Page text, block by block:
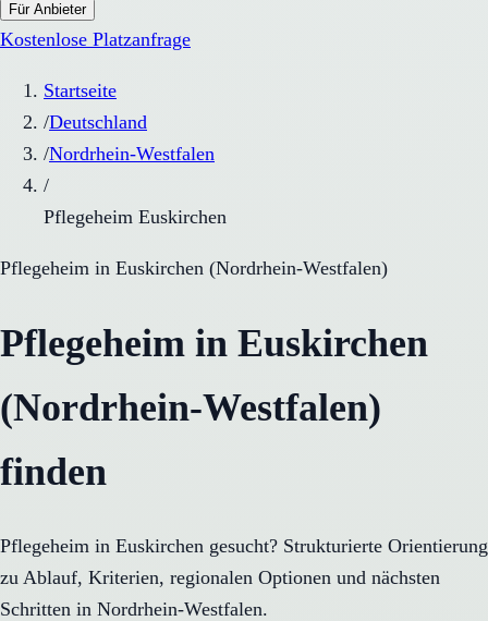
Für Anbieter
Kostenlose Platzanfrage
Startseite
/Deutschland
/Nordrhein-Westfalen
/
Pflegeheim Euskirchen
Pflegeheim in Euskirchen (Nordrhein-Westfalen)
Pflegeheim in Euskirchen
(Nordrhein-Westfalen)
finden
Pflegeheim in Euskirchen gesucht? Strukturierte Orientierung
zu Ablauf, Kriterien, regionalen Optionen und nächsten
Schritten in Nordrhein-Westfalen.